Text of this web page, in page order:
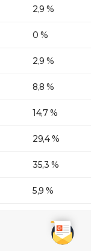
2,9 %
0 %
2,9 %
8,8 %
14,7 %
29,4 %
35,3 %
5,9 %